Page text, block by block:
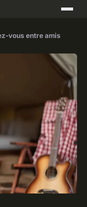
vous entre amis